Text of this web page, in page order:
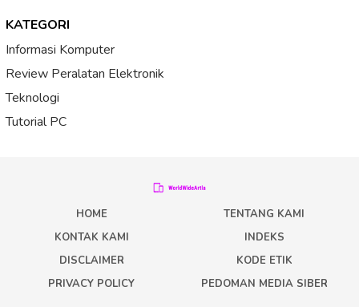
KATEGORI
Informasi Komputer
Review Peralatan Elektronik
Teknologi
Tutorial PC
HOME
TENTANG KAMI
KONTAK KAMI
INDEKS
DISCLAIMER
KODE ETIK
PRIVACY POLICY
PEDOMAN MEDIA SIBER